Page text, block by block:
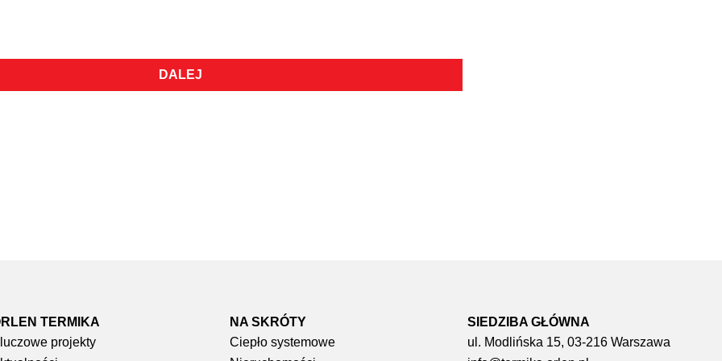
DALEJ
TERMIKA
projekty
NA SKRÓTY​
Ciepło systemowe
SIEDZIBA GŁÓWNA
ul. Modlińska 15, 03-216 Warszawa